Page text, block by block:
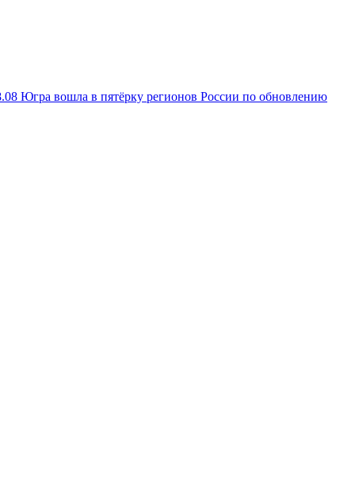
Югра вошла в пятёрку регионов России по обновлению